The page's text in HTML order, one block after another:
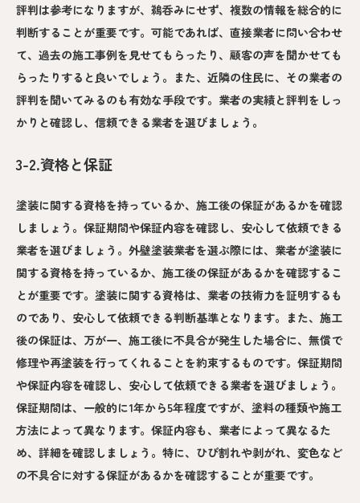
評判は参考になりますが、鵜呑みにせず、複数の情報を総合的に
判断することが重要です。可能であれば、直接業者に問い合わせ
て、過去の施工事例を見せてもらったり、顧客の声を聞かせても
らったりすると良いでしょう。また、近隣の住民に、その業者の
評判を聞いてみるのも有効な手段です。業者の実績と評判をしっ
かりと確認し、信頼できる業者を選びましょう。
3-2.資格と保証
塗装に関する資格を持っているか、施工後の保証があるかを確認
しましょう。保証期間や保証内容を確認し、安心して依頼できる
業者を選びましょう。外壁塗装業者を選ぶ際には、業者が塗装に
関する資格を持っているか、施工後の保証があるかを確認するこ
とが重要です。塗装に関する資格は、業者の技術力を証明するも
のであり、安心して依頼できる判断基準となります。また、施工
後の保証は、万が一、施工後に不具合が発生した場合に、無償で
修理や再塗装を行ってくれることを約束するものです。保証期間
や保証内容を確認し、安心して依頼できる業者を選びましょう。
保証期間は、一般的に1年から5年程度ですが、塗料の種類や施工
方法によって異なります。保証内容も、業者によって異なるた
め、詳細を確認しましょう。特に、ひび割れや剥がれ、変色など
の不具合に対する保証があるかを確認することが重要です。